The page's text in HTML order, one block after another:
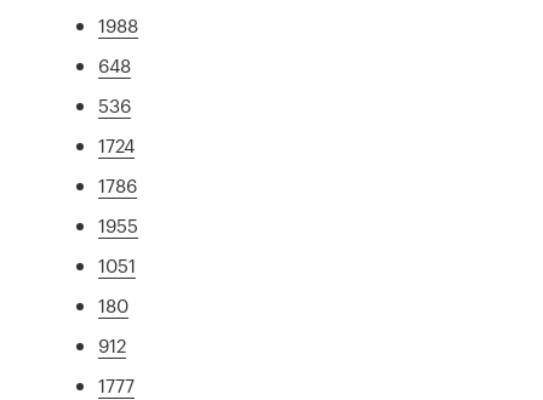
1988
648
536
1724
1786
1955
1051
180
912
1777